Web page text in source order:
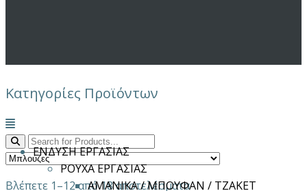
Κατηγορίες Προϊόντων
Μενού
ΕΝΔΥΣΗ ΕΡΓΑΣΙΑΣ
ΡΟΥΧΑ ΕΡΓΑΣΙΑΣ
ΑΜΑΝΙΚΑ / ΜΠΟΥΦΑΝ / ΤΖΑΚΕΤ
Βλέπετε 1–12 από 18 αποτελέσματα